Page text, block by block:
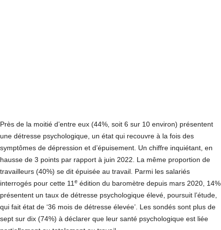
Près de la moitié d’entre eux (44%, soit 6 sur 10 environ) présentent
une détresse psychologique, un état qui recouvre à la fois des
symptômes de dépression et d’épuisement. Un chiffre inquiétant, en
hausse de 3 points par rapport à juin 2022. La même proportion de
travailleurs (40%) se dit épuisée au travail. Parmi les salariés
interrogés pour cette 11 e édition du baromètre depuis mars 2020, 14%
présentent un taux de détresse psychologique élevé, poursuit l’étude,
qui fait état de ‘36 mois de détresse élevée’. Les sondés sont plus de
sept sur dix (74%) à déclarer que leur santé psychologique est liée